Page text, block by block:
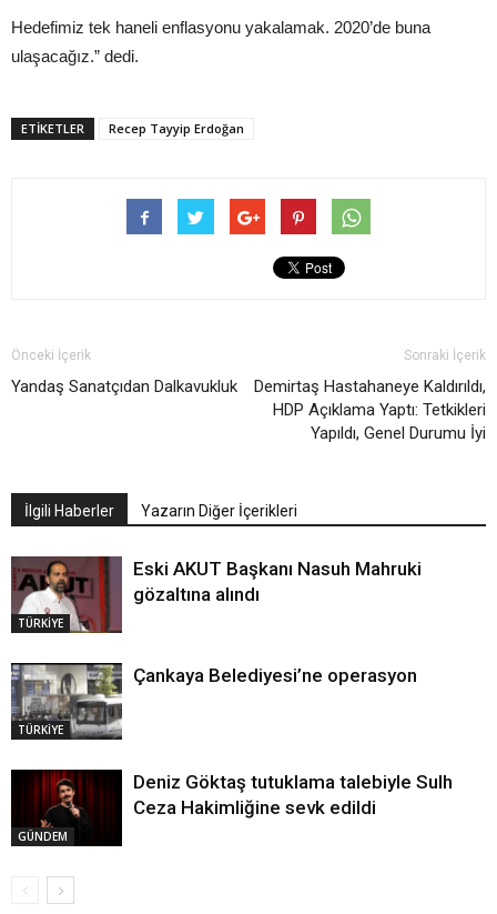
Hedefimiz tek haneli enflasyonu yakalamak. 2020’de buna
ulaşacağız.” dedi.
ETIKETLER Recep Tayyip Erdoğan
Önceki İçerik
Yandaş Sanatçıdan Dalkavukluk
Sonraki İçerik
Demirtaş Hastahaneye Kaldırıldı,
HDP Açıklama Yaptı: Tetkikleri
Yapıldı, Genel Durumu İyi
İlgili Haberler Yazarın Diğer İçerikleri
TÜRKİYE
Eski AKUT Başkanı Nasuh Mahruki
gözaltına alındı
TÜRKİYE
Çankaya Belediyesi’ne operasyon
GÜNDEM
Deniz Göktaş tutuklama talebiyle Sulh
Ceza Hakimliğine sevk edildi